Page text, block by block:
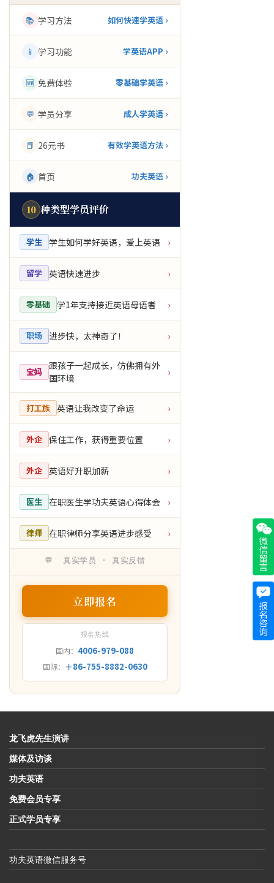
📚 学习方法 如何快速学英语 ›
📱 学习功能 学英语APP ›
🆕 免费体验 零基础学英语 ›
💬 学员分享 成人学英语 ›
📕 26元书 有效学英语方法 ›
🏠 首页 功夫英语 ›
10 种类型学员评价
学生 学生如何学好英语，爱上英语 ›
留学 英语快速进步 ›
零基础 学1年支持接近英语母语者 ›
职场 进步快，太神奇了！ ›
宝妈
跟孩子一起成长，仿佛拥有外
国环境
›
打工族 英语让我改变了命运 ›
外企 保住工作，获得重要位置 ›
外企 英语好升职加薪 ›
医生 在职医生学功夫英语心得体会 ›
律师 在职律师分享英语进步感受 ›
💬 真实学员 · 真实反馈
立即报名
报名热线
国内： 4006-979-088
国际： ＋86-755-8882-0630
龙飞虎先生演讲
媒体及访谈
功夫英语
免费会员专享
正式学员专享
功夫英语微信服务号